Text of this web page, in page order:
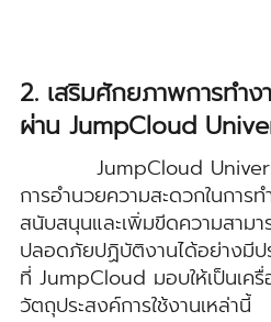
2. เสริมศักยภาพการทำ
ผ่าน JumpCloud
JumpCloud
การอำนวยความสะดวกในการ
สนับสนุนและเพิ่มขีดความสามา
ปลอดภัยปฏิบัติงานได้อย่างมี
ที่ JumpCloud มอบให้เป็นเครื่
วัตถุประสงค์การใช้งานเหล่านี้